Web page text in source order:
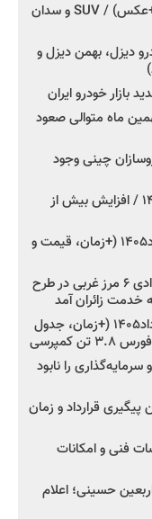
کرمان موتور به دنبال ۲ محصول جدید (+عکس) / SUV و سدان
دیزل، بهمن دیزل و
خودرو ایران
ماه متوالی صعود
چینی وجود
اعلام قیمت جدید پارس نوا در مرداد ۱۴۰۵ / افزایش بیش از
شروع فروش کشنده و کامیون فاو -مرداد۱۴۰۵ (+زمان، قیمت و
مدیرعامل امدادخودروسایپا: پوشش امدادی ۶ مرز غربی در طرح
شروع فروش ۸ محصول بهمن دیزل -مرداد۱۴۰۵ (+زمان، جدول
را نابود
پیگیری قرارداد و زمان
فنی و امکانات
اربعین حسینی؛ اعلام